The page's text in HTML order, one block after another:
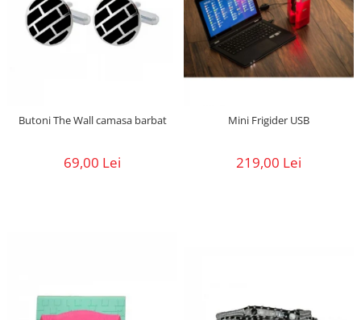
Butoni The Wall camasa barbat
69,00 Lei
Mini Frigider USB
219,00 Lei